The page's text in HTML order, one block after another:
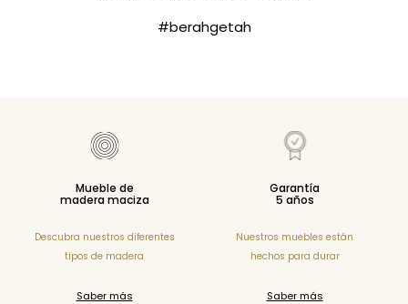
#berahgetah
Mueble de
madera maciza
Descubra nuestros diferentes
tipos de madera
Saber más
Garantía
5 años
Nuestros muebles están
hechos para durar
Saber más